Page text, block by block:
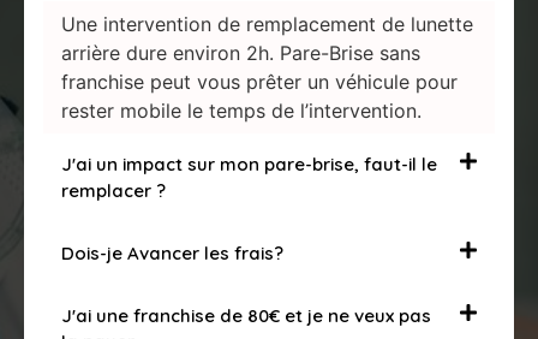
Une intervention de remplacement de lunette
arrière dure environ 2h. Pare-Brise sans
franchise peut vous prêter un véhicule pour
rester mobile le temps de l’intervention.
J'ai un impact sur mon pare-brise, faut-il le
remplacer ?
Dois-je Avancer les frais?
J'ai une franchise de 80€ et je ne veux pas